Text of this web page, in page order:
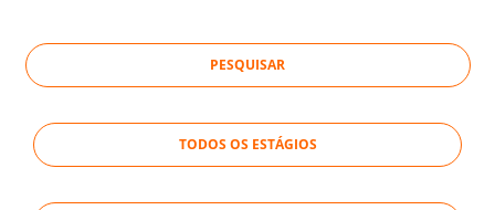
TODOS OS ESTÁGIOS